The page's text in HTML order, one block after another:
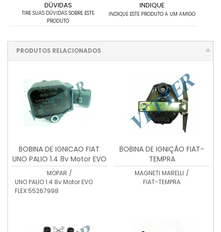
DÚVIDAS
TIRE SUAS DÚVIDAS SOBRE ESTE
PRODUTO
INDIQUE
INDIQUE ESTE PRODUTO A UM AMIGO
PRODUTOS RELACIONADOS
BOBINA DE IGNICAO FIAT
UNO PALIO 1.4 8v Motor EVO
FLEX 55267998
MOPAR /
UNO PALIO 1.4 8v Motor EVO
FLEX 55267998
BOBINA DE IGNIÇÃO FIAT-
TEMPRA
MAGNETI MARELLI /
FIAT-TEMPRA